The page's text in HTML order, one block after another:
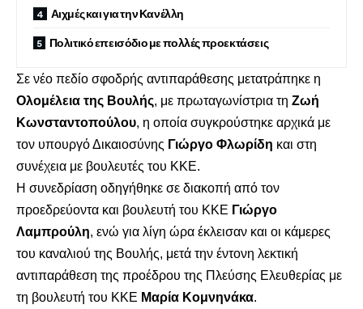
Αιχμές και για την Κανέλλη
Πολιτικό επεισόδιο με πολλές προεκτάσεις
Σε νέο πεδίο σφοδρής αντιπαράθεσης μετατράπηκε η
Ολομέλεια της Βουλής, με πρωταγωνίστρια τη Ζωή
Κωνσταντοπούλου, η οποία συγκρούστηκε αρχικά με
τον υπουργό Δικαιοσύνης Γιώργο Φλωρίδη και στη
συνέχεια με βουλευτές του ΚΚΕ.
Η συνεδρίαση οδηγήθηκε σε διακοπή από τον
προεδρεύοντα και βουλευτή του ΚΚΕ Γιώργο
Λαμπρούλη, ενώ για λίγη ώρα έκλεισαν και οι κάμερες
του καναλιού της Βουλής, μετά την έντονη λεκτική
αντιπαράθεση της προέδρου της Πλεύσης Ελευθερίας με
τη βουλευτή του ΚΚΕ Μαρία Κομνηνάκα.